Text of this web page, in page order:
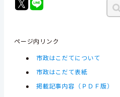
ページ内リンク
市政はこだてについて
市政はこだて表紙
掲載記事内容（ＰＤＦ版）